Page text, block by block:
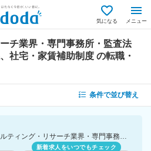
気になる メニュー
チ業界・専門事務所・監査法
社宅・家賃補助制度 の転職・
条件で並び替え
[勤務地]千葉県 [業種]コンサルティング・リサーチ業界・専門事務所・監査法人・税理士法人 [詳細条件](待遇・福利厚生)社宅・家賃補助制度
新着求人をいつでもチェック